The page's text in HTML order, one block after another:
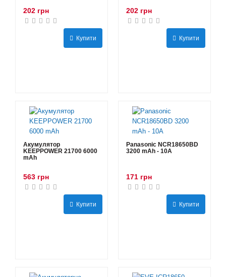
202 грн
Купити
202 грн
Купити
Акумулятор
KEEPPOWER 21700 6000
mAh
563 грн
Купити
Panasonic NCR18650BD
3200 mAh - 10А
171 грн
Купити